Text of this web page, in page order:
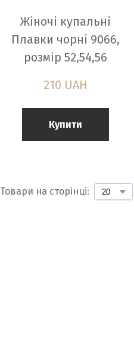
Жіночі купальні
Плавки чорні 9066,
розмір 52,54,56
210 UAH
Купити
Товари на сторінці: